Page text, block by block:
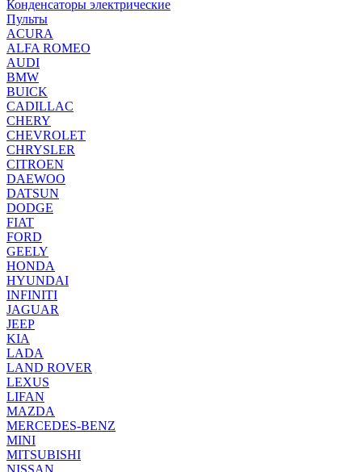
Конденсаторы электрические
Пульты
ACURA
ALFA ROMEO
AUDI
BMW
BUICK
CADILLAC
CHERY
CHEVROLET
CHRYSLER
CITROEN
DAEWOO
DATSUN
DODGE
FIAT
FORD
GEELY
HONDA
HYUNDAI
INFINITI
JAGUAR
JEEP
KIA
LADA
LAND ROVER
LEXUS
LIFAN
MAZDA
MERCEDES-BENZ
MINI
MITSUBISHI
NISSAN